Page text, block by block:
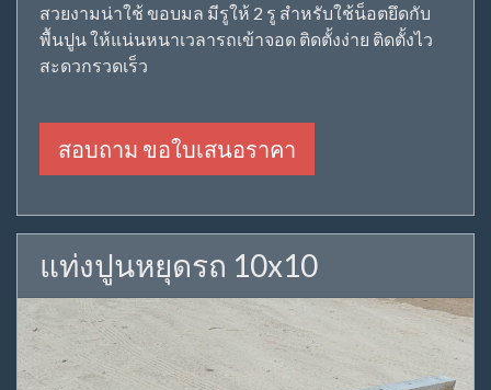
สวยงามน่าใช้ ขอบมล มีรูให้ 2 รู สำหรับใช้น็อตยึดกับ
พื้นปูน ให้แน่นหนาเวลารถเข้าจอด ติดตั้งง่าย ติดตั้งไว
สะดวกรวดเร็ว
สอบถาม ขอใบเสนอราคา
แท่งปูนหยุดรถ 10x10